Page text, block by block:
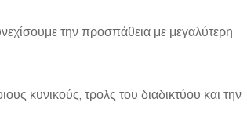
την προσπάθεια με μεγαλύτερη
κυνικούς, τρολς του διαδικτύου και την